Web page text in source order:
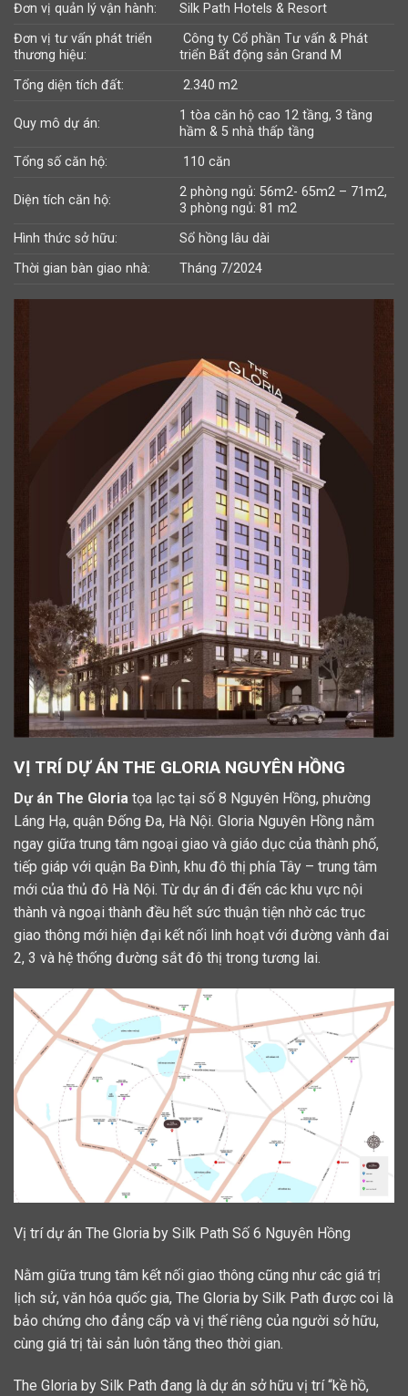
Đơn vị quản lý vận hành:
Silk Path Hotels & Resort
Đơn vị tư vấn phát triển
thương hiệu:
Công ty Cổ phần Tư vấn & Phát
triển Bất động sản Grand M
Tổng diện tích đất:
2.340 m2
Quy mô dự án:
1 tòa căn hộ cao 12 tầng, 3 tầng
hầm & 5 nhà thấp tầng
Tổng số căn hộ:
110 căn
Diện tích căn hộ:
2 phòng ngủ: 56m2- 65m2 – 71m2,
3 phòng ngủ: 81 m2
Hình thức sở hữu:
Sổ hồng lâu dài
Thời gian bàn giao nhà:
Tháng 7/2024
VỊ TRÍ DỰ ÁN THE GLORIA NGUYÊN HỒNG
Dự án The Gloria tọa lạc tại số 8 Nguyên Hồng, phường
Láng Hạ, quận Đống Đa, Hà Nội. Gloria Nguyên Hồng nằm
ngay giữa trung tâm ngoại giao và giáo dục của thành phố,
tiếp giáp với quận Ba Đình, khu đô thị phía Tây – trung tâm
mới của thủ đô Hà Nội. Từ dự án đi đến các khu vực nội
thành và ngoại thành đều hết sức thuận tiện nhờ các trục
giao thông mới hiện đại kết nối linh hoạt với đường vành đai
2, 3 và hệ thống đường sắt đô thị trong tương lai.
Vị trí dự án The Gloria by Silk Path Số 6 Nguyên Hồng
Nằm giữa trung tâm kết nối giao thông cũng như các giá trị
lịch sử, văn hóa quốc gia, The Gloria by Silk Path được coi là
bảo chứng cho đẳng cấp và vị thế riêng của người sở hữu,
cùng giá trị tài sản luôn tăng theo thời gian.
The Gloria by Silk Path đang là dự án sở hữu vị trí “kề hồ,